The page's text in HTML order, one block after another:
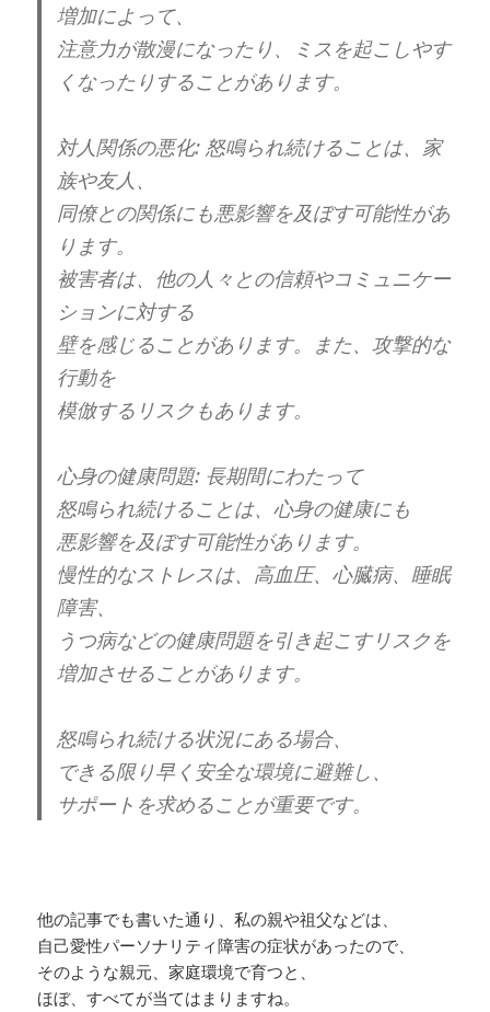
増加によって、
注意力が散漫になったり、ミスを起こしやす
くなったりすることがあります。
対人関係の悪化: 怒鳴られ続けることは、家
族や友人、
同僚との関係にも悪影響を及ぼす可能性があ
ります。
被害者は、他の人々との信頼やコミュニケー
ションに対する
壁を感じることがあります。また、攻撃的な
行動を
模倣するリスクもあります。
心身の健康問題: 長期間にわたって
怒鳴られ続けることは、心身の健康にも
悪影響を及ぼす可能性があります。
慢性的なストレスは、高血圧、心臓病、睡眠
障害、
うつ病などの健康問題を引き起こすリスクを
増加させることがあります。
怒鳴られ続ける状況にある場合、
できる限り早く安全な環境に避難し、
サポートを求めることが重要です。
他の記事でも書いた通り、私の親や祖父などは、
自己愛性パーソナリティ障害の症状があったので、
そのような親元、家庭環境で育つと、
ほぼ、すべてが当てはまりますね。